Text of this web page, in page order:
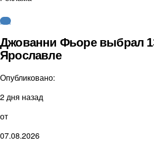
КХЛ
Джованни Фьоре выбрал
Ярославле
Опубликовано:
2 дня назад
от
07.08.2026